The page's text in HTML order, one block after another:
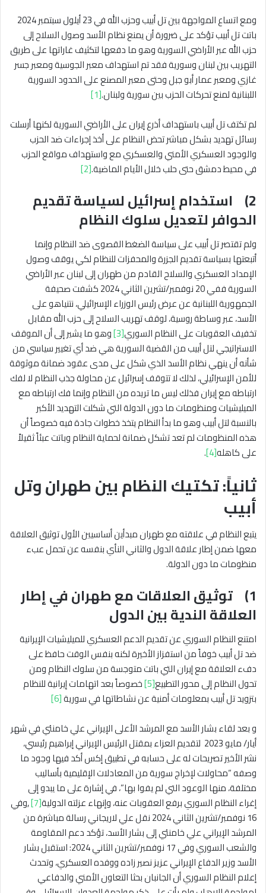
ومع اتساع المواجهة بين تل أبيب وحزب الله في 23 أيلول سبتمبر 2024
باتت تل أبيب تؤكد على ضرورة أن يمنع نظام الأسد وصول السلاح إلى
حزب الله عبر الأراضي السورية وهو ما دفعها لتكثيف غاراتها على طريق
التهريب بين لبنان وسورية فقد تم استهداف معبر الجوسية ومعبر جسر
غازي ومعبر عمار أبو جبل وحتى معبر المصنع على الحدود السورية
اللبنانية لمنع تحركات الحزب بين سورية ولبنان.[1]
لم تكتف تل أبيب باستهداف أذرع إيران على الأراضي السورية لكنها أرسلت
رسائل تهديد بشكل مباشر تحض النظام على أخذ إجراءات ضد الحزب
والوجود العسكري الأمني والعسكري مع واستهداف مواقع الحزب
في محيط دمشق حتى حلب خلال الأيام الماضية.[2]
2) استخدام إسرائيل لسياسة تقديم
الحوافر لتعديل سلوك النظام
ولم تقتصر تل أبيب على سياسة الضغط القصوى ضد النظام وإنما
أتبعتها بسياسة تقديم الجزرة والمحفزات للنظام لكي يوقف وصول
الإمداد العسكري والسلاح القادم من طهران إلى لبنان عبر الأراضي
السورية ففي 20 نوفمبر/تشرين الثاني 2024 كشفت صحيفة
الجمهورية اللبنانية عن عرض رئيس الوزراء الإسرائيلي، نتنياهو على
الأسد، عبر وساطة روسية، لوقف تهريب السلاح إلى حزب الله مقابل
تخفيف العقوبات على النظام السوري[3] وهو ما يشير إلى أن الموقف
الاستراتيجي لتل أبيب من القضية السورية هي ضد أي تغيير سياسي من
شأنه أن ينهي نظام الأسد الذي شكل على مدى عقود ضمانة موثوقة
للأمن الإسرائيلي، لذلك لا تتوقف إسرائيل عن محاولة جذب النظام لا لفك
ارتباطه مع إيران فذلك ليس ما تريده من النظام وإنما فك ارتباطه مع
الميليشيات ومنظومات ما دون الدولة التي شكلت التهديد الأكبر
بالنسبة لتل أبيب وهو ما بدأ النظام يتخذ خطوات جادة فيه خصوصاً أن
هذه المنظومات لم تعد تشكل ضمانة لحماية النظام وباتت عبئاً ثقيلاً
على كاهله[4]
.
ثانياً: تكتيك النظام بين طهران وتل
أبيب
يتبع النظام في علاقته مع طهران مبدأين أساسيين الأول توثيق العلاقة
معها ضمن إطار علاقة الدول والثاني النأي بنفسه عن تحمل عبء
منظومات ما دون الدولة.
1) توثيق العلاقات مع طهران في إطار
العلاقة الندية بين الدول
امتنع النظام السوري عن تقديم الدعم العسكري للميليشيات الإيرانية
ضد تل أبيب خوفاً من استفزاز الأخيرة لكنه بنفس الوقت حافظ على
دفء العلاقة مع إيران التي باتت متوجسة من سلوك النظام ومن
تحول النظام إلى محور التطبيع[5] خصوصاً بعد اتهامات إيرانية للنظام
بتزويد تل أبيب بمعلومات أمنية عن نشاطاتها في سورية[6]
و بعد لقاء بشار الأسد مع المرشد الأعلى الإيراني علي خامنئي في شهر
أيار/ مايو 2023 لتقديم العزاء بمقتل الرئيس الإيراني إبراهيم رئيسي،
نشر الأخير تصريحات له على حسابه في تطبيق إكس أكد فيها وجود ما
وصفه “محاولات لإخراج سورية من المعادلات الإقليمية بأساليب
مختلفة، منها الوعود التي لم يفوا بها”، في إشارة على ما يبدو إلى
إغراء النظام السوري برفع العقوبات عنه، وإنهاء عزلته الدولية[7] ,وفي
16 نوفمبر/تشرين الثاني 2024 نقل علي لاريجاني رسالة مباشرة من
المرشد الإيراني علي خامنئي إلى بشار الأسد، تؤكد دعم المقاومة
والشعب السوري وفي 17 نوفمبر/تشرين الثاني 2024: استقبل بشار
الأسد وزير الدفاع الإيراني عزيز نصير زاده ووفده العسكري، وتحدث
إعلام النظام السوري أن الجانبان بحثا التعاون الأمني والدفاعي